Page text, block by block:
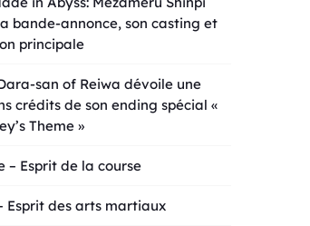
bande-annonce, son casting et
principale
san of Reiwa dévoile une
crédits de son ending spécial «
Theme »
– Esprit de la course
Esprit des arts martiaux